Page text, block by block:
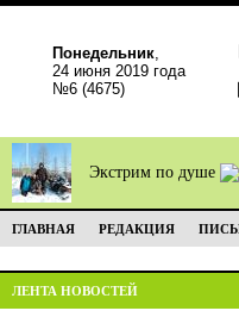
Понедельник,
24 июня 2019 года
№6 (4675)
Экстрим по душе
ГЛАВНАЯ РЕДАКЦИЯ
ЛЕНТА НОВОСТЕЙ